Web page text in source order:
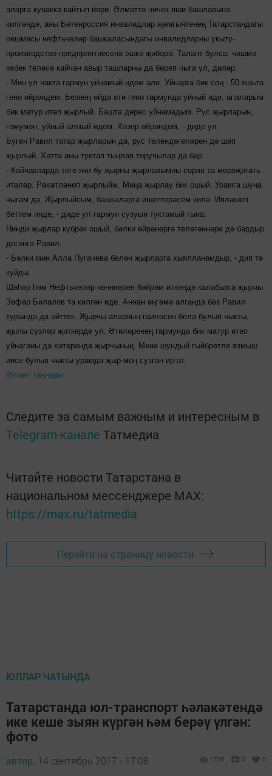
аларга кунакка кайтып йөри. Әлмәттә ничек яши башлавына
килгәндә, аны Бөтенроссия инвалидлар җәмгыятенең Татарстандагы
оешмасы нефтьчеләр башкаласындагы инвалидларны укыту-
производство предприятиесенә эшкә җибәрә. Талант булса, чишмә
кебек теләсә кайчан авыр ташларны да бәреп чыга ул, диләр.
- Мин ул чакта гармун уйнамый идем әле. Уйнарга бик соң - 50 яшьтә
генә өйрәндем. Безнең өйдә әти генә гармунда уйный иде, апаларым
бик матур итеп җырлый. Башта дөрес уйнамадым. Рус җырларын,
гомумән, уйный алмый идем. Хәзер өйрәндем, - диде ул.
Бүген Равил татар җырларын да, рус телендәгеләрен дә шәп
җырлый. Хәтта аны туктап тыңлап торучылар да бар.
- Кайчакларда теге яки бу җырны җырлавымны сорап та мөрәҗәгать
итәләр. Рәхәтләнеп җырлыйм. Миңа җырлау бик ошый. Урамга шуңа
чыгам да. Җырлыйсым, башкаларга ишеттерәсем килә. Ияләшеп
беттем инде, - диде ул гармун сузуын туктамый гына.
Нинди җырлар күбрәк ошый, бәлки өйрәнергә теләгәннәре дә бардыр
дигәнгә Равил:
- Бәлки мин Алла Пугачева белән җырларга хыялланамдыр, - дип тә
куйды.
Шәһәр һәм Нефтьчеләр көнннәрен бәйрәм иткәндә калабызга җырчы
Зөфәр Билалов та килгән иде. Аннан әңгәмә алганда без Равил
турында да әйттек. Җырчы аларның гаиләсен белә булып чыкты,
җылы сүзләр җиткерде ул. Әтиләренең гармунда бик матур итеп
уйнаганы да хәтерендә җырчының. Менә шундый гыйбрәтле язмыш
иясе булып чыкты урамда җыр-моң сузган ир-ат.
Әлмәт таңнары
Следите за самым важным и интересным в
Telegram-канале Татмедиа
Читайте новости Татарстана в
национальном мессенджере MАХ:
https://max.ru/tatmedia
Перейти на страницу новости
ЮЛЛАР ЧАТЫНДА
Татарстанда юл-транспорт һәлакәтендә
ике кеше зыян күргән һәм берәү үлгән:
фото
автор, 14 сентябрь 2017 - 17:08 1736 0 0